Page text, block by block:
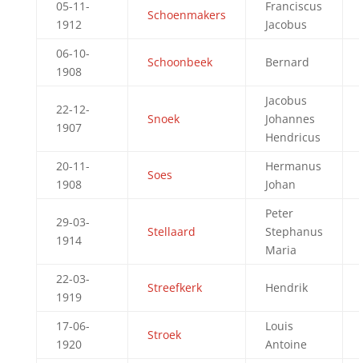
05-11-
1912
Schoenmakers
Franciscus
Jacobus
06-10-
1908
Schoonbeek Bernard
22-12-
1907
Snoek
Jacobus
Johannes
Hendricus
20-11-
1908
Soes
Hermanus
Johan
29-03-
1914
Stellaard
Peter
Stephanus
Maria
22-03-
1919
Streefkerk Hendrik
17-06-
1920
Stroek
Louis
Antoine